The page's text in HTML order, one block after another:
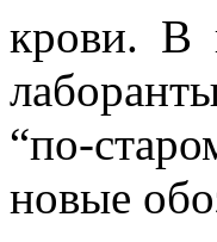
крови. В
“по-
новые